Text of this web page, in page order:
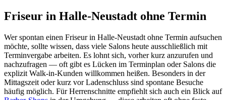
Friseur in Halle-Neustadt ohne Termin
Wer spontan einen Friseur in Halle-Neustadt ohne Termin aufsuchen
möchte, sollte wissen, dass viele Salons heute ausschließlich mit
Terminvergabe arbeiten. Es lohnt sich, vorher kurz anzurufen und
nachzufragen — oft gibt es Lücken im Terminplan oder Salons die
explizit Walk-in-Kunden willkommen heißen. Besonders in der
Mittagszeit oder kurz vor Ladenschluss sind spontane Besuche
häufig möglich. Für Herrenschnitte empfiehlt sich auch ein Blick auf